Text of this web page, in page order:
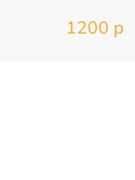
1200 р